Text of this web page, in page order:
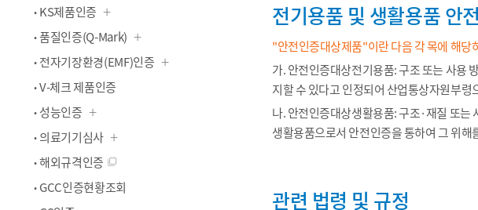
KS제품인증
품질인증(Q-Mark)
전자기장환경(EMF)인증
V-체크 제품인증
성능인증
의료기기심사
해외규격인증
GCC인증현황조회
전기용품 및 생활용품 안
"안전인증대상제품"이란 다음 각 목에 해당
가. 안전인증대상전기용품: 구조 또는 사용
지할 수 있다고 인정되어 산업통상자원부령
나. 안전인증대상생활용품: 구조·재질 또는
생활용품으로서 안전인증을 통하여 그 위
관련 법령 및 규정